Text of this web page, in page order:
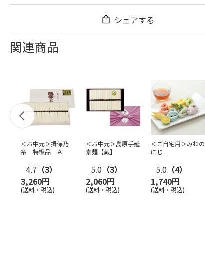
シェアする
関連商品
＜お中元＞揖保乃
糸 特級品 Ａ
4.7 （3）
3,260円
(送料・税込)
＜お中元＞島原手延
素麺【蔵】
5.0 （3）
2,060円
(送料・税込)
＜ご自宅用＞みわの
にじ
5.0 （4）
1,740円
(送料・税込)